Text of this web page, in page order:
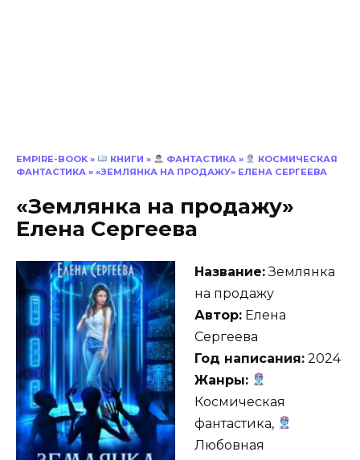
EMPIRE-BOOK » КНИГИ » ФАНТАСТИКА»
КОСМИЧЕСКАЯ
ФАНТАСТИКА » «ЗЕМЛЯНКА НА ПРОДАЖУ» ЕЛЕНА СЕРГЕЕВА
«Землянка на продажу»
Елена Сергеева
Название:Землянка
на продажу
Автор: Елена
Сергеева
Год написания: 2024
Жанры:
Космическая
фантастика,
Любовная